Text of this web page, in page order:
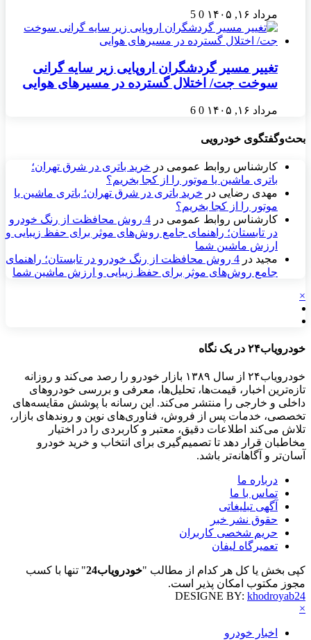
مرداد ۱۶, ۱۴۰۵ 0
5
تغییر مسیر گردشگران اروپایی زیر سایه گرانی
سوخت جت/ اختلال گسترده در مسیرهای هوایی
مرداد ۱۶, ۱۴۰۵ 0
6
بحث‌وگفتگوی خودرویی
کارشناس روابط عمومی در خرید باتری در شرق تهران؛
باتری ماشین یا موتور را از کجا بخریم؟
مهدی رضایی در خرید باتری در شرق تهران؛ باتری ماشین یا
موتور را از کجا بخریم؟
کارشناس روابط عمومی در
4 روش محافظت از رنگ خودرو
در تابستان؛ راهنمای جامع روش‌های موثر برای حفظ زیبایی و
ارزش ماشین شما
مجید در
4 روش محافظت از رنگ خودرو در تابستان؛ راهنمای
جامع روش‌های موثر برای حفظ زیبایی و ارزش ماشین شما
×
خودرویاب۲۴ در یک نگاه
خودرویاب۲۴ از سال ۱۳۸۹ بازار خودرو را رصد می‌کند و روزانه
تازه‌ترین اخبار، قیمت‌ها، تحلیل‌ها، معرفی و بررسی خودروهای
داخلی و خارجی را منتشر می‌کند. این رسانه با پوشش مقایسه‌های
تخصصی، خدمات پس از فروش، فناوری‌های نوین و روندهای بازار،
تلاش می‌کند اطلاعات دقیق، معتبر و کاربردی را در اختیار
مخاطبان قرار دهد تا تصمیم‌گیری برای انتخاب و خرید خودرو
آسان‌تر و آگاهانه‌تر باشد.
درباره ما
تماس با ما
آگهی تبلیغاتی
حقوق نشر خبر
حریم شخصی کاربران
تعمیرگاه لیفان
کپی بخش یا کل هر کدام از مطالب "خودرویاب24
" تنها با کسب
مجوز مکتوب امکان پذیر است.
DESIGNE BY: khodroyab24
×
اخبار خودرو